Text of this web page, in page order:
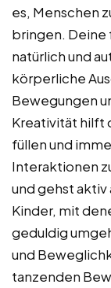
es, Menschen
bringen.
natürlich und
körperliche
Bewegungen
Kreativität hilft
füllen und
Interaktionen
und gehst aktiv
Kinder, mit
geduldig
und
tanzenden